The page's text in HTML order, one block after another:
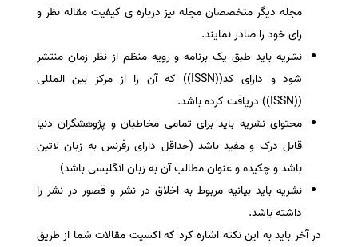
مجله دیگر متخصصان مجله نیز درباره ی کیفیت مقاله نظر و
رای خود را صادر نمایند.
نشریه باید طبق یک برنامه و رویه منظم از نظر زمان منتشر
شود و دارای کد((ISSN)) که آن را از مرکز بین المللی
((ISSN)) دریافت کرده باشد.
محتوای نشریه باید برای تمامی مخاطبان و پژوهشگران دنیا
قابل درک و مفید باشد (حداقل دارای رفرنس به زبان لاتین
باشد و چکیده و عنوان مطالب آن به زبان انگلیسی باشد)
نشریه باید بیانیه مربوط به اخلاق در نشر و قصور در نشر را
داشته باشد.
در آخر باید به این نکته اشاره کرد که اکسپت مقالات شما از طریق